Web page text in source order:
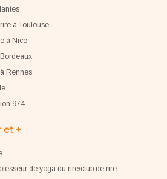
à Toulouse
à Nice
Rennes
974
et +
de yoga du rire/club de rire